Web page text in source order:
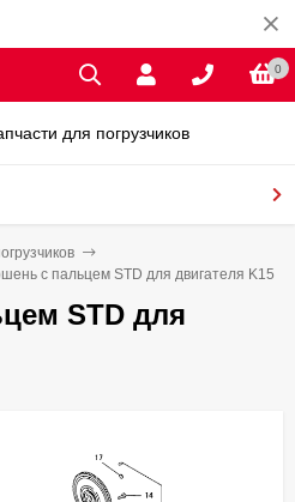
0
с пальцем STD для двигателя K15
STD для